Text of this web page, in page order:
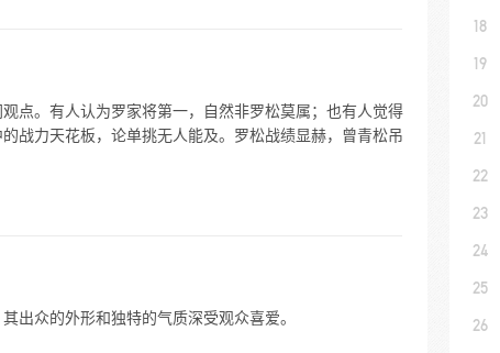
点。有人认为罗家将第一，自然非罗松莫属；也有人觉得
战力天花板，论单挑无人能及。罗松战绩显赫，曾青松吊
出众的外形和独特的气质深受观众喜爱。
18
19
20
21
22
23
24
25
26